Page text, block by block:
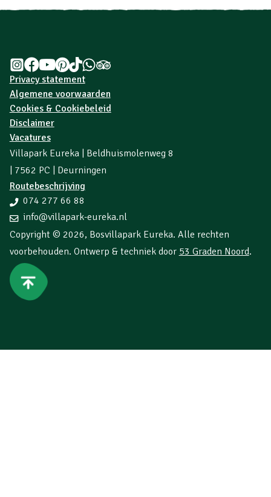
Privacy statement
Algemene voorwaarden
Cookies & Cookiebeleid
Disclaimer
Vacatures
Villapark Eureka | Beldhuismolenweg 8
| 7562 PC | Deurningen
Routebeschrijving
074 277 66 88
info@villapark-eureka.nl
Copyright © 2026, Bosvillapark Eureka. Alle rechten
voorbehouden. Ontwerp & techniek door 53 Graden Noord.